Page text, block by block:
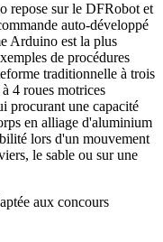
repose sur le DFRobot et
auto-développé
Arduino est la plus
de procédures
traditionnelle à trois
4 roues motrices
procurant une capacité
en alliage d'aluminium
lors d'un mouvement
le sable ou sur une
aux concours